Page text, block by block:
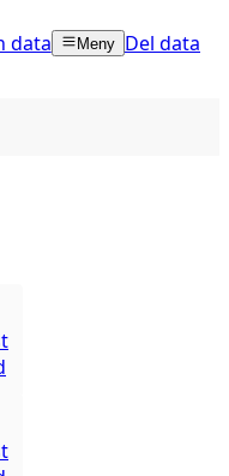
data Meny Del data